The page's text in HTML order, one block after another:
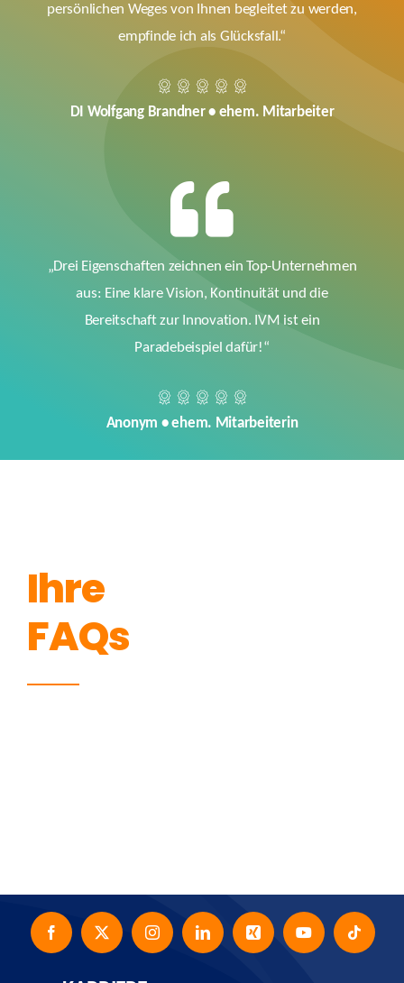
persönlichen Weges von Ihnen begleitet zu werden,
empfinde ich als Glücksfall.“
DI Wolfgang Brandner • ehem. Mitarbeiter
„Drei Eigenschaften zeichnen ein Top-Unternehmen
aus: Eine klare Vision, Kontinuität und die
Bereitschaft zur Innovation. IVM ist ein
Paradebeispiel dafür!“
Anonym • ehem. Mitarbeiterin
Ihre
FAQs